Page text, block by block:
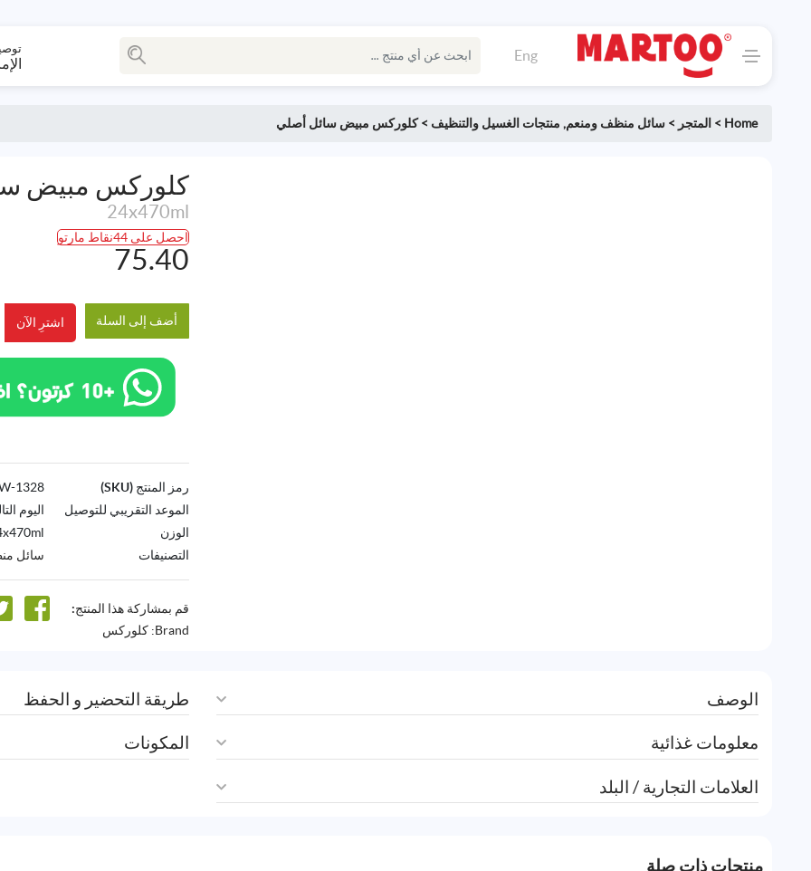
Eng
Home
> المتجر >سائل منظف ومنعم, منتجات الغسيل والتنظيف >كلوركس مبيض سائل أصلي
كلوركس مبيض
24x470ml
احصل على 44نقاط مارتو
75.40
أضف إلى السلة اشترِ الآن
رمز المنتج (SKU)
1328-AW
الموعد التقريبي للتوصيل
اليوم
الوزن
التصنيفات
سائل
قم بمشاركة هذا المنتج:
Brand: كلوركس
الوصف
معلومات غذائية
العلامات التجارية / البلد
طريقة التحضير و الحفظ
المكونات
منتجات ذات صلة